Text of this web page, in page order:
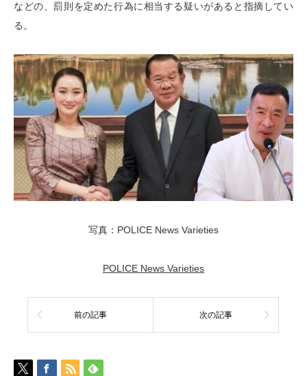
などの、罰則を定めた行為に相当する疑いがあると指摘してい
る。
写真：POLICE News Varieties
POLICE News Varieties
前の記事 次の記事